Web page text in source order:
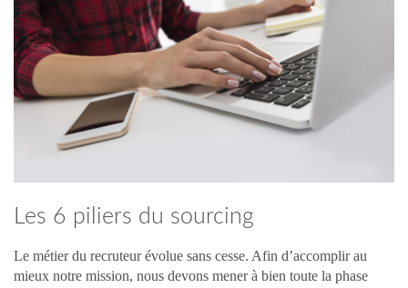
Les 6 piliers du sourcing
Le métier du recruteur évolue sans cesse. Afin d’accomplir au
mieux notre mission, nous devons mener à bien toute la phase